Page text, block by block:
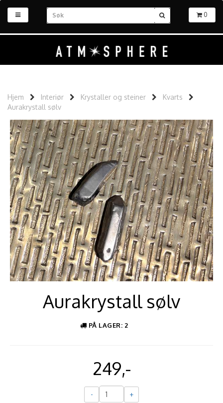
0
Hjem Interiør Krystaller og steiner
Kvarts
Aurakrystall sølv
Aurakrystall sølv
PÅ LAGER: 2
249,-
- +